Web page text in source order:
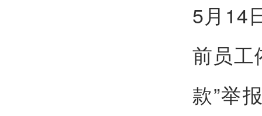
5月14
前员工
款”举